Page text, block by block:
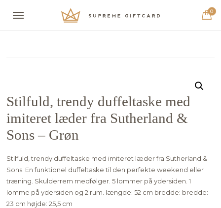
0
Stilfuld, trendy duffeltaske med
imiteret læder fra Sutherland &
Sons – Grøn
Stilfuld, trendy duffeltaske med imiteret læder fra Sutherland &
Sons. En funktionel duffeltaske til den perfekte weekend eller
træning. Skulderrem medfølger. 5 lommer på ydersiden. 1
lomme på ydersiden og 2 rum. længde: 52 cm bredde: bredde:
23 cm højde: 25,5 cm